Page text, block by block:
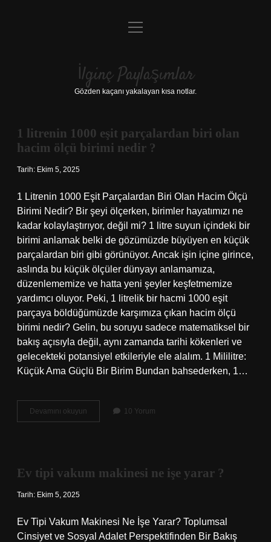
Anasayfa
Yasal Uyarı
menüyü
İlginç Paylaşımlar
Gözden kaçanı yakalayan kısa notlar.
İlginç
Paylaşımlar
Yazılar
1 litrenin 1000 eşit parçalardan biri olan
hacim ölçü birimi nedir ?
Tarih: Ekim 5, 2025
1 Litrenin 1000 Eşit Parçalardan Biri Olan Hacim Ölçü
Birimi Nedir? Bir şeyi ölçerken, birimler hayatımızı ne
kadar kolaylaştırıyor, değil mi? 1 litre suyun içindeki bir
birimi anlamak belki de gözümüzde büyüyen en küçük
parçalardan biri gibi görünüyor. Ancak işin içine girince,
aslında bu küçük ölçüler dünyayı anlamamıza,
düzenlememize ve hatta yeni şeyler keşfetmemize
yardımcı oluyor. Peki, 1 litrelik bir hacmi 1000 eşit
parçaya böldüğümüzde karşımıza çıkan hacim ölçü
birimi nedir? Gelin, bu soruyu sadece matematiksel bir
bakış açısıyla değil, aynı zamanda tarihi kökenleri ve
gelecekteki potansiyel etkileriyle ele alalım. 1 Mililitre:
Küçük Ama Güçlü Bir Birim Bundan bahsederken, 1…
Devamını okuyun
litrenin
olan
nedir
10 Yorum
Ev tipi vakum makinesi ne işe yarar ?
Tarih: Ekim 5, 2025
Ev Tipi Vakum Makinesi Ne İşe Yarar? Toplumsal
Cinsiyet ve Sosyal Adalet Perspektifinden Bir Bakış